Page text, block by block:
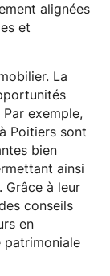
alignées
et
La
exemple,
Poitiers sont
bien
ainsi
Grâce à leur
conseils
en
patrimoniale